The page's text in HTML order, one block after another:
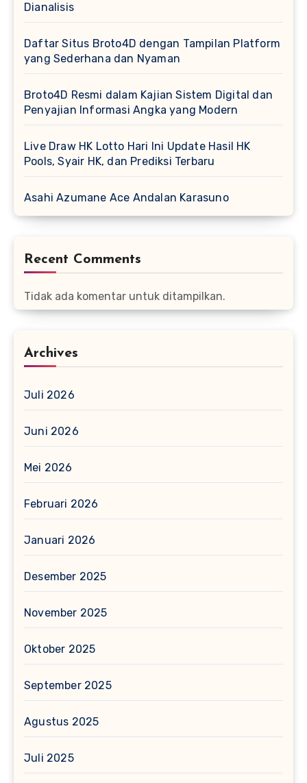
Dianalisis
Daftar Situs Broto4D dengan Tampilan Platform
yang Sederhana dan Nyaman
Broto4D Resmi dalam Kajian Sistem Digital dan
Penyajian Informasi Angka yang Modern
Live Draw HK Lotto Hari Ini Update Hasil HK
Pools, Syair HK, dan Prediksi Terbaru
Asahi Azumane Ace Andalan Karasuno
Recent Comments
Tidak ada komentar untuk ditampilkan.
Archives
Juli 2026
Juni 2026
Mei 2026
Februari 2026
Januari 2026
Desember 2025
November 2025
Oktober 2025
September 2025
Agustus 2025
Juli 2025